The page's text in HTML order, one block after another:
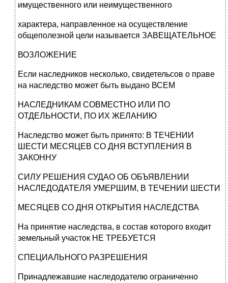
имущественного или неимущественного
характера, направленное на осуществление
общеполезной цели называется ЗАВЕЩАТЕЛЬНОЕ
ВОЗЛОЖЕНИЕ
Если наследников несколько, свидетельсов о праве
на наследство может быть выдано ВСЕМ
НАСЛЕДНИКАМ СОВМЕСТНО ИЛИ ПО
ОТДЕЛЬНОСТИ, ПО ИХ ЖЕЛАНИЮ
Наследство может быть принято: В ТЕЧЕНИИ
ШЕСТИ МЕСЯЦЕВ СО ДНЯ ВСТУПЛЕНИЯ В
ЗАКОННУ
СИЛУ РЕШЕНИЯ СУДАО ОБ ОБЪЯВЛЕНИИ
НАСЛЕДОДАТЕЛЯ УМЕРШИМ, В ТЕЧЕНИИ ШЕСТИ
МЕСЯЦЕВ СО ДНЯ ОТКРЫТИЯ НАСЛЕДСТВА
На принятие наследства, в состав которого входит
земельный участок НЕ ТРЕБУЕТСЯ
СПЕЦИАЛЬНОГО РАЗРЕШЕНИЯ
Принадлежавшие наследодателю ограниченно